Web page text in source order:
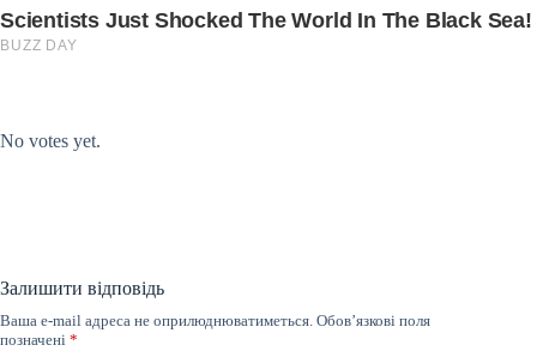
No votes yet.
Залишити відповідь
Ваша e-mail адреса не оприлюднюватиметься. Обов’язкові поля
позначені *